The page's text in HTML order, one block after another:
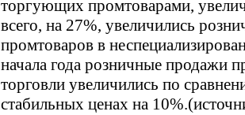
торгующих промтоварами,
всего, на 27%, увеличились
промтоваров в
начала года розничные продажи
торговли увеличились по
стабильных ценах на